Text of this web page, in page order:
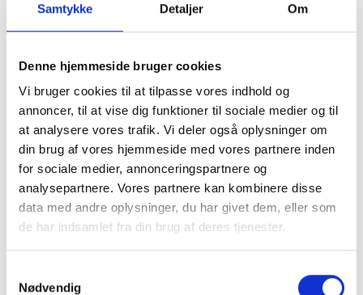
Samtykke Detaljer Om
Denne hjemmeside bruger cookies
Vi bruger cookies til at tilpasse vores indhold og
annoncer, til at vise dig funktioner til sociale medier og til
at analysere vores trafik. Vi deler også oplysninger om
din brug af vores hjemmeside med vores partnere inden
for sociale medier, annonceringspartnere og
analysepartnere. Vores partnere kan kombinere disse
data med andre oplysninger, du har givet dem, eller som
de har indsamlet fra din brug af deres tjenester.
Nødvendig
efter de oplysningerne du giver os. Det betyder at
du her selv skal tage højde for et overlap til
lave hulmålet samme strørrelse som dit motiv, da
hulmålet 1 cm mindre på hvert led, så du har 5 mm
til fastmomtering.
Ved Passepartout i specialmål er det meste
muligt. Du kan både bestille et passepartout med
flere huller, eller få placering præcis hvor du
ønsker. Vi anbefaler at du som minimum laver en
kant på 2 cm og op efter.
Se eksempler herunder.